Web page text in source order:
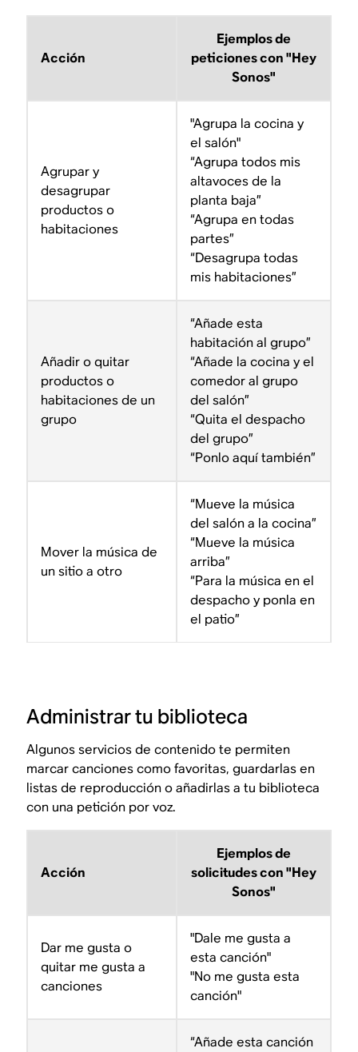
Acción
Ejemplos de
peticiones con "Hey
Sonos"
Agrupar y
desagrupar
productos o
habitaciones
"Agrupa la cocina y
el salón"
“Agrupa todos mis
altavoces de la
planta baja”
“Agrupa en todas
partes”
“Desagrupa todas
mis habitaciones”
Añadir o quitar
productos o
habitaciones de un
grupo
“Añade esta
habitación al grupo”
“Añade la cocina y el
comedor al grupo
del salón”
“Quita el despacho
del grupo”
“Ponlo aquí también”
Mover la música de
un sitio a otro
“Mueve la música
del salón a la cocina”
“Mueve la música
arriba”
“Para la música en el
despacho y ponla en
el patio”
Administrar tu biblioteca
Algunos servicios de contenido te permiten
marcar canciones como favoritas, guardarlas en
listas de reproducción o añadirlas a tu biblioteca
con una petición por voz.
Acción
Ejemplos de
solicitudes con "Hey
Sonos"
Dar me gusta o
quitar me gusta a
canciones
"Dale me gusta a
esta canción"
"No me gusta esta
canción"
“Añade esta canción